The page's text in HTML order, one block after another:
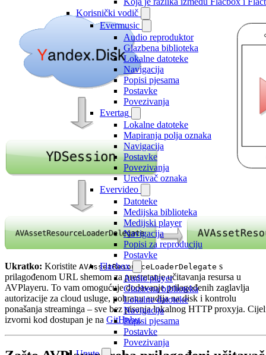
Korisnički vodič
Evermusic
Audio reproduktor
Glazbena biblioteka
Lokalne datoteke
Navigacija
Popisi pjesama
Postavke
Povezivanja
Evertag
Lokalne datoteke
Mapiranja polja oznaka
Navigacija
Postavke
Povezivanja
Uređivač oznaka
Evervideo
Datoteke
Medijska biblioteka
Medijski player
Navigacija
Popisi za reproduciju
Postavke
Flacbox
Audio player
Glazbena biblioteka
Lokalne datoteke
Navigacija
Popisi pjesama
Postavke
Povezivanja
Ukratko: Koristite AVAssetResourceLoaderDelegate s
prilagođenom URL shemom za presretanje učitavanja resursa u
AVPlayeru. To vam omogućuje dodavanje prilagođenih zaglavlja
autorizacije za cloud usluge, pohranu audija na disk i kontrolu
ponašanja streaminga – sve bez pisanja lokalnog HTTP proxyja.
izvorni kod dostupan je na GitHubu.